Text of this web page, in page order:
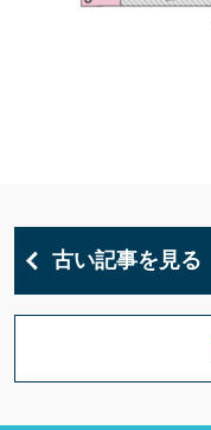
古い記事を見る